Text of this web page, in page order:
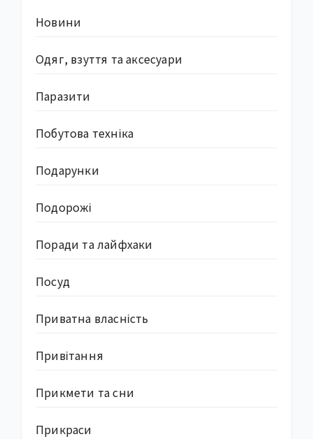
Новини
Одяг, взуття та аксесуари
Паразити
Побутова техніка
Подарунки
Подорожі
Поради та лайфхаки
Посуд
Приватна власність
Привітання
Прикмети та сни
Прикраси